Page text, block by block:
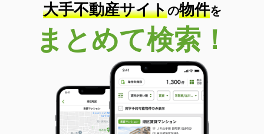
土地面積 176.38m²
大阪府大阪市住之江区浜口西２
500万円
大阪府大阪市住之江区浜口西２
建物面積 48.73m²
土地面積
35.53m²
大阪府枚方市池之宮２丁目
大手不動産サイトの物件を
まとめて検索！